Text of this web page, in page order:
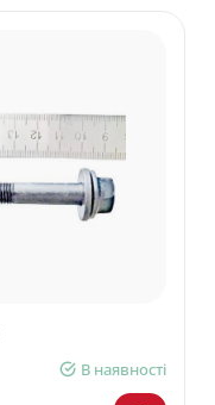
В наявності